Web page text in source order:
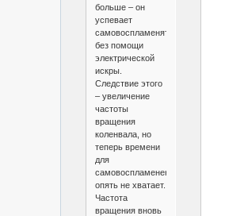
больше – он
успевает
самовоспламеняться
без помощи
электрической
искры.
Следствие этого
– увеличение
частоты
вращения
коленвала, но
теперь времени
для
самовоспламенения
опять не хватает.
Частота
вращения вновь